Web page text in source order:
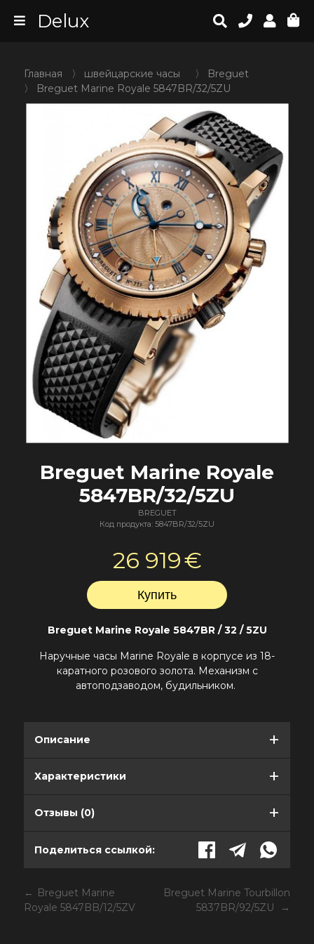
Delux
Главная 〉 швейцарские часы 〉
Breguet
〉
Breguet Marine Royale 5847BR/32/5ZU
Breguet Marine Royale
5847BR/32/5ZU
BREGUET
Код продукта: 5847BR/32/5ZU
26 919€
Breguet Marine Royale 5847BR / 32 / 5ZU
Наручные часы Marine Royale в корпусе из 18-
каратного розового золота. Механизм с
автоподзаводом, будильником.
Описание
Характеристики
Отзывы (0)
Поделиться ссылкой:
Breguet Marine
Royale 5847BB/12/5ZV
Breguet Marine Tourbillon
5837BR/92/5ZU